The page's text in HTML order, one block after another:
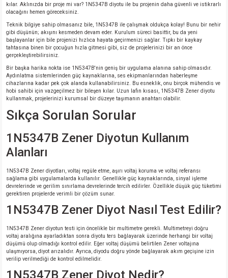
kılar. Aklınızda bir proje mi var? 1N5347B diyotu ile bu projenin daha güvenli ve istikrarlı
olacağını hemen göreceksiniz.
Teknik bilgiye sahip olmasanız bile, 1N5347B ile çalışmak oldukça kolay! Bunu bir nehir
gibi düşünün; akışını kesmeden devam eder. Kurulum süreci basittir, bu da yeni
başlayanlar için bile projenizi hızlıca hayata geçirmenizi sağlar. Tıpkı bir kaykay
tahtasına binen bir çocuğun hızla gitmesi gibi, siz de projelerinizi bir an önce
gerçekleştirebilirsiniz.
Bir başka harika nokta ise 1N5347B'nin geniş bir uygulama alanına sahip olmasıdır.
Aydınlatma sistemlerinden güç kaynaklarına, ses ekipmanlarından haberleşme
cihazlarına kadar pek çok alanda kullanabilirsiniz. Bu esneklik, onu birçok mühendis ve
hobi sahibi için vazgeçilmez bir bileşen kılar. Uzun lafın kısası, 1N5347B Zener diyotu
kullanmak, projelerinizi kurumsal bir düzeye taşımanın anahtarı olabilir.
Sıkça Sorulan Sorular
1N5347B Zener Diyotun Kullanım
Alanları
1N5347B Zener diyotları, voltaj regüle etme, aşırı voltaj koruma ve voltaj referansı
sağlama gibi uygulamalarda kullanılır. Genellikle güç kaynaklarında, sinyal işleme
devrelerinde ve gerilim sınırlama devrelerinde tercih edilirler. Özellikle düşük güç tüketimi
gerektiren projelerde verimli bir çözüm sunar.
1N5347B Zener Diyot Nasıl Test Edilir?
1N5347B Zener diyotun testi için öncelikle bir multimetre gerekli. Multimetreyi doğru
voltaj aralığına ayarladıktan sonra diyotu ters bağlayarak üzerinde herhangi bir voltaj
düşümü olup olmadığı kontrol edilir. Eğer voltaj düşümü belirtilen Zener voltajına
ulaşmıyorsa, diyot arızalıdır. Ayrıca, diyodu doğru yönde bağlayarak akım geçişine izin
verilip verilmediği de kontrol edilmelidir.
1N5347B Zener Diyot Nedir?